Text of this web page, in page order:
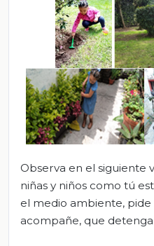
Observa en el siguiente
niñas y niños como tú
el medio ambiente,
acompañe, que